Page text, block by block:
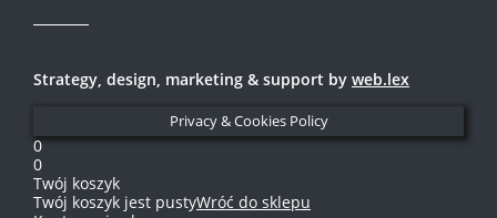
Strategy, design, marketing & support by web.lex
Privacy & Cookies Policy
0
0
Twój koszyk
Twój koszyk jest pustyWróć do sklepu